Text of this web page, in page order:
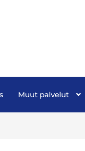
Muut palvelut